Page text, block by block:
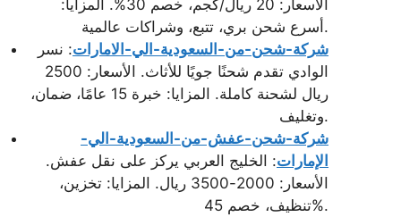
الأسعار: 20 ريال/كجم، خصم 30%. المزايا:
أسرع شحن بري، تتبع، وشراكات عالمية.
شركة-شحن-من-السعودية-الي-الامارات: نسر
الوادي تقدم شحنًا جويًا للأثاث. الأسعار: 2500
ريال لشحنة كاملة. المزايا: خبرة 15 عامًا، ضمان،
وتغليف.
شركة-شحن-عفش-من-السعودية-الي-
الإمارات: الخليج العربي يركز على نقل عفش.
الأسعار: 2000-3500 ريال. المزايا: تخزين،
تنظيف، خصم 45%.